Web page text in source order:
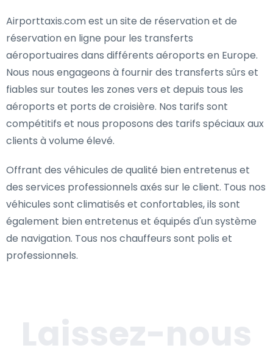
Airporttaxis.com est un site de réservation et de
réservation en ligne pour les transferts
aéroportuaires dans différents aéroports en Europe.
Nous nous engageons à fournir des transferts sûrs et
fiables sur toutes les zones vers et depuis tous les
aéroports et ports de croisière. Nos tarifs sont
compétitifs et nous proposons des tarifs spéciaux aux
clients à volume élevé.
Offrant des véhicules de qualité bien entretenus et
des services professionnels axés sur le client. Tous nos
véhicules sont climatisés et confortables, ils sont
également bien entretenus et équipés d'un système
de navigation. Tous nos chauffeurs sont polis et
professionnels.